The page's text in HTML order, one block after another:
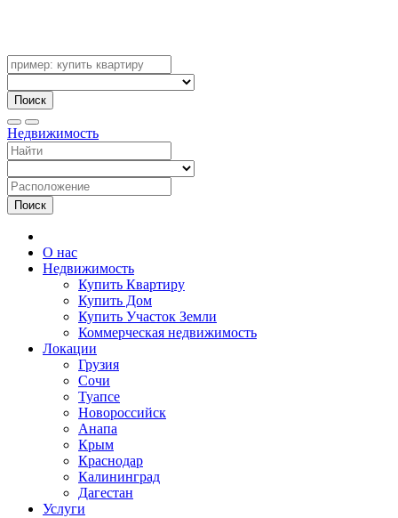
Поиск
Недвижимость
Поиск
О нас
Недвижимость
Купить Квартиру
Купить Дом
Купить Участок Земли
Коммерческая недвижимость
Локации
Грузия
Сочи
Туапсе
Новороссийск
Анапа
Крым
Краснодар
Калининград
Дагестан
Услуги